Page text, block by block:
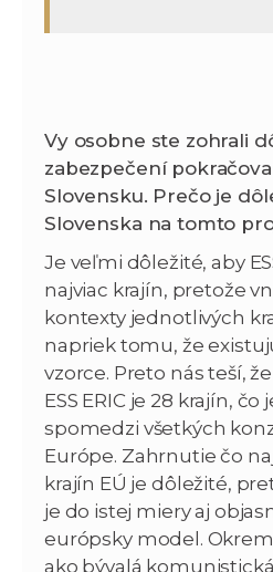
Vy osobne ste zohrali
zabezpečení
Slovensku. Prečo je
Slovenska na tomto
Je veľmi dôležité, aby
najviac krajín, pretože
kontexty jednotlivých
napriek tomu, že
vzorce. Preto nás teší,
ESS ERIC je 28 krajín,
spomedzi všetkých
Európe. Zahrnutie čo
krajín EÚ je dôležité,
je do istej miery aj
európsky model.
ako bývalá